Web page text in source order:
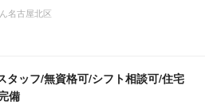
名古屋北区
タッフ/無資格可/シフト相談可/住宅
備